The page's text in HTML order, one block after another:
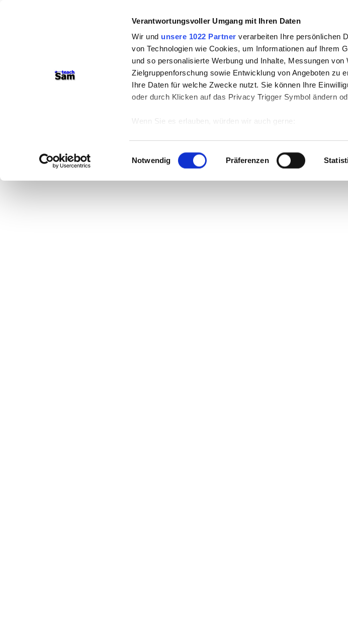
Verantwortungsvoller Umgang mit Ihren Daten
Wir und unsere 1022 Partner verarbeiten Ihre persönlichen
von Technologien wie Cookies, um Informationen auf Ihrem
und so personalisierte Werbung und Inhalte, Messungen von
Zielgruppenforschung sowie Entwicklung von Angeboten zu
Ihre Daten für welche Zwecke nutzt. Sie können Ihre
oder durch Klicken auf das Privacy Trigger Symbol ändern
Wenn Sie es erlauben, würden wir auch gerne:
Ihr Gerät durch aktives Scannen nach bestimmten
Erfahren Sie mehr darüber, wie Ihre persönlichen Daten
Präferenzen imAbschnitt Einzelheitenfest.
Einwilligungsauswahl
Notwendig Präferenzen